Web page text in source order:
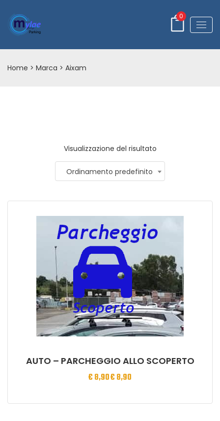
0
Home > Marca > Aixam
Visualizzazione del risultato
Ordinamento predefinito
AUTO – PARCHEGGIO ALLO SCOPERTO
€8,90€8,90